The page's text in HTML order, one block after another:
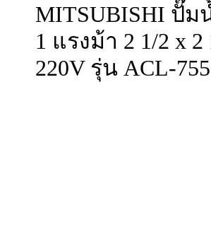
MITSUBISHI ปั๊ม
1 แรงม้า 2 1/2 x 2
220V รุ่น ACL-